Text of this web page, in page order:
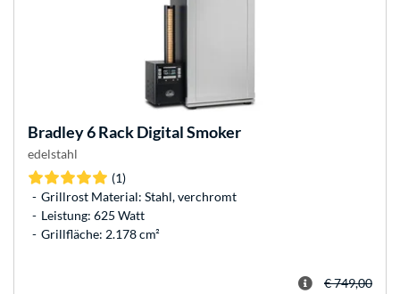
Bradley6 Rack Digital Smoker
edelstahl
(1)
Grillrost Material: Stahl, verchromt
Leistung: 625 Watt
Grillfläche: 2.178 cm²
€ 749,00